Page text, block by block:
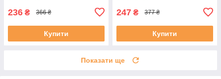
236 ₴ 366 ₴
Купити
247 ₴ 377 ₴
Купити
Показати ще